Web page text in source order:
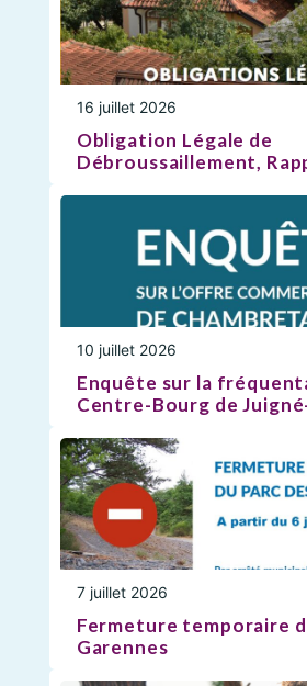
16 juillet 2026
Obligation Légale de
Débroussaillement,
10 juillet 2026
Enquête sur la
Centre-Bourg de
7 juillet 2026
Fermeture temporaire
Garennes